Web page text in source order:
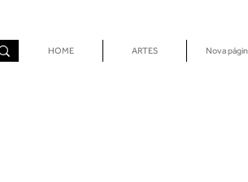
HOME ARTES Nova